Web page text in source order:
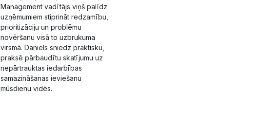
Management vadītājs viņš palīdz
uzņēmumiem stiprināt redzamību,
prioritizāciju un problēmu
novēršanu visā to uzbrukuma
virsmā. Daniels sniedz praktisku,
praksē pārbaudītu skatījumu uz
nepārtrauktas iedarbības
samazināšanas ieviešanu
mūsdienu vidēs.